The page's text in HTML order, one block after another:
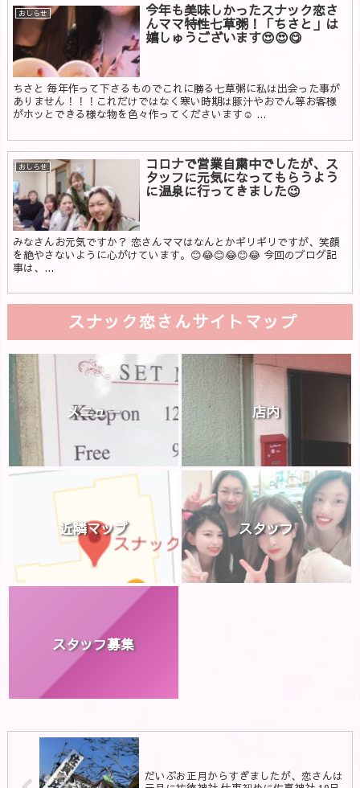
おしらせ 今年も美味しかったスナック恋さ
んママ特性七草粥！「ちさと」は
嬉しゅうございます😍😍😋
ちさと 毎年作って下さるものでこれに勝る七草粥に私は出会った事が
ありません！！！これだけではなく寒い時期は豚汁やおでん等お客様
がホッとできる様な物を色々作ってくださいます☺️ ...
おしらせ コロナで営業自粛中でしたが、ス
タッフに元気になってもらうよう
に温泉に行ってきました😉
みなさんお元気ですか？ 恋さんママはなんとかギリギリですが、笑顔
を絶やさないように心がけています。😊😂😊😂😊😂 今回のブログ記
事は、...
スナック恋さんサイトマップ
メニュー 店内
近隣マップ スタッフ
スタッフ募集
だいぶお正月からすぎましたが、恋さんは